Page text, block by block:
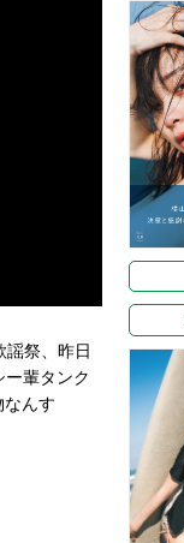
祭、昨日
輩タンク
んす